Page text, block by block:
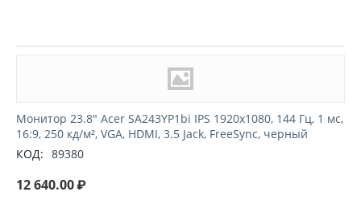
Монитор 23.8" Acer SA243YP1bi IPS 1920x1080, 144 Гц, 1 мс,
16:9, 250 кд/м², VGA, HDMI, 3.5 Jack, FreeSync, черный
КОД: 89380
12 640.00₽